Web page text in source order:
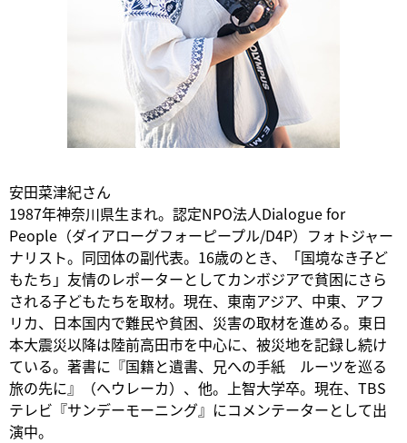
安田菜津紀さん
1987年神奈川県生まれ。認定NPO法人Dialogue for
People（ダイアローグフォーピープル/D4P）フォトジャー
ナリスト。同団体の副代表。16歳のとき、「国境なき子ど
もたち」友情のレポーターとしてカンボジアで貧困にさら
される子どもたちを取材。現在、東南アジア、中東、アフ
リカ、日本国内で難民や貧困、災害の取材を進める。東日
本大震災以降は陸前高田市を中心に、被災地を記録し続け
ている。著書に『国籍と遺書、兄への手紙 ルーツを巡る
旅の先に』（ヘウレーカ）、他。上智大学卒。現在、TBS
テレビ『サンデーモーニング』にコメンテーターとして出
演中。